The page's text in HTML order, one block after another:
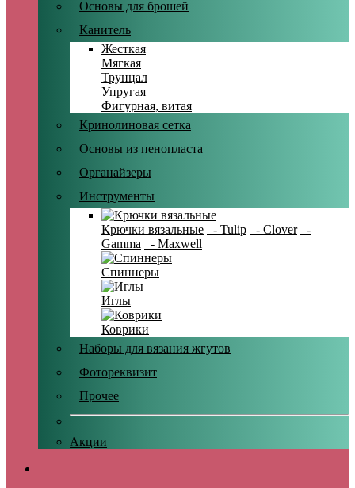
Основы для брошей
Канитель
Жесткая
Мягкая
Трунцал
Упругая
Фигурная, витая
Кринолиновая сетка
Основы из пенопласта
Органайзеры
Инструменты
Крючки вязальные - Tulip - Clover
-
Gamma
- Maxwell
Спиннеры
Иглы
Коврики
Наборы для вязания жгутов
Фотореквизит
Прочее
Акции